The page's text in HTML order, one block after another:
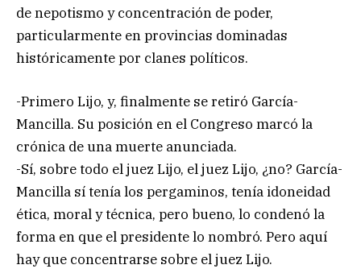
de nepotismo y concentración de poder,
particularmente en provincias dominadas
históricamente por clanes políticos.
-Primero Lijo, y, finalmente se retiró García-
Mancilla. Su posición en el Congreso marcó la
crónica de una muerte anunciada.
-Sí, sobre todo el juez Lijo, el juez Lijo, ¿no? García-
Mancilla sí tenía los pergaminos, tenía idoneidad
ética, moral y técnica, pero bueno, lo condenó la
forma en que el presidente lo nombró. Pero aquí
hay que concentrarse sobre el juez Lijo.